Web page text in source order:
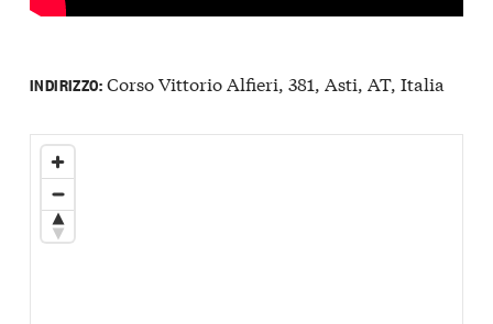
INDIRIZZO:Corso Vittorio Alfieri, 381, Asti, AT, Italia